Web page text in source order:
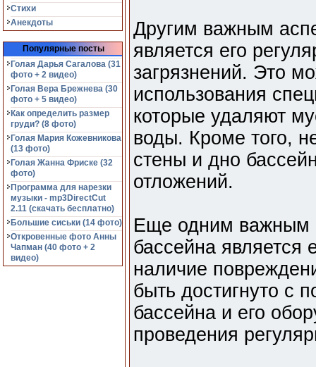
Стихи
Анекдоты
Популярные посты
Голая Дарья Сагалова (31
фото + 2 видео)
Голая Вера Брежнева (30
фото + 5 видео)
Как определить размер
груди? (8 фото)
Голая Мария Кожевникова
(13 фото)
Голая Жанна Фриске (32
фото)
Программа для нарезки
музыки - mp3DirectCut
2.11 (cкачать бесплатно)
Большие сиськи (14 фото)
Откровенные фото Анны
Чапман (40 фото + 2
видео)
Другим важным
является его
загрязнений. Это
использования
которые удаляют
воды. Кроме того,
стены и дно
отложений.
Еще одним важным
бассейна является
наличие
быть достигнуто с
бассейна и его
проведения